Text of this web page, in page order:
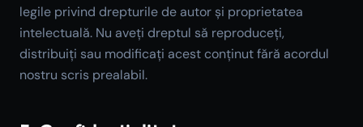
legile privind drepturile de autor și proprietatea
intelectuală. Nu aveți dreptul să reproduceți,
distribuiți sau modificați acest conținut fără acordul
nostru scris prealabil.